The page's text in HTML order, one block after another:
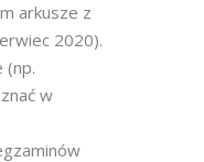
arkusze z
2020).
(np.
w